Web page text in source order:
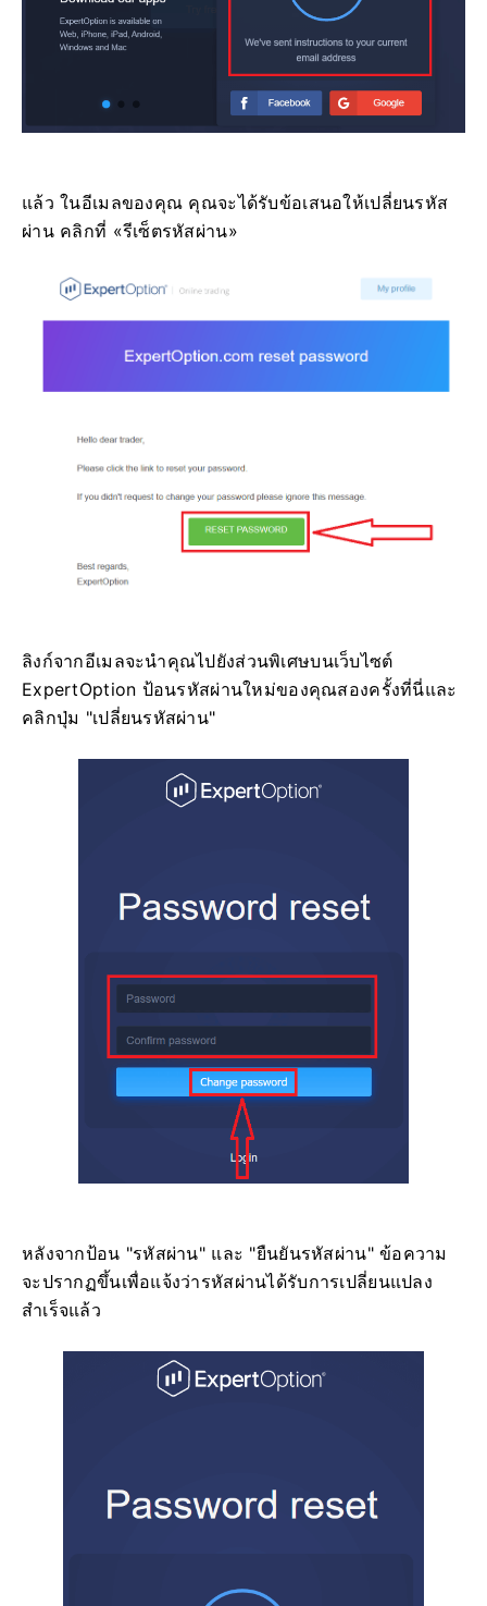
แล้ว ในอีเมลของคุณ คุณจะได้รับข้อเสนอให้เปลี่ยนรหัส
ผ่าน คลิกที่ «รีเซ็ตรหัสผ่าน»
ลิงก์จากอีเมลจะนำคุณไปยังส่วนพิเศษบนเว็บไซต์
ExpertOption ป้อนรหัสผ่านใหม่ของคุณสองครั้งที่นี่และ
คลิกปุ่ม "เปลี่ยนรหัสผ่าน"
หลังจากป้อน "รหัสผ่าน" และ "ยืนยันรหัสผ่าน" ข้อความ
จะปรากฏขึ้นเพื่อแจ้งว่ารหัสผ่านได้รับการเปลี่ยนแปลง
สำเร็จแล้ว